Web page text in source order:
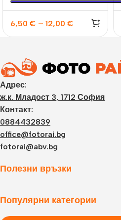
6,50 € – 12,00 €
Адрес:
ж.к. Младост 3, 1712 София
Контакт:
0884432839
office@fotorai.bg
fotorai@abv.bg
Полезни връзки
Популярни категории